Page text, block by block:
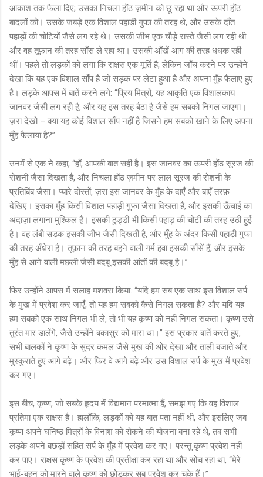
आकाश तक फैला दिए; उसका निचला होंठ ज़मीन को छू रहा था और ऊपरी होंठ
बादलों को। उसके जबड़े एक विशाल पहाड़ी गुफा की तरह थे, और उसके दाँत
पहाड़ों की चोटियों जैसे लग रहे थे। उसकी जीभ एक चौड़े रास्ते जैसी लग रही थी
और वह तूफ़ान की तरह साँस ले रहा था। उसकी आँखें आग की तरह धधक रही
थीं। पहले तो लड़कों को लगा कि राक्षस एक मूर्ति है, लेकिन जाँच करने पर उन्होंने
देखा कि यह एक विशाल साँप है जो सड़क पर लेटा हुआ है और अपना मुँह फैलाए हुए
है। लड़के आपस में बातें करने लगे: “प्रिय मित्रों, यह आकृति एक विशालकाय
जानवर जैसी लग रही है, और यह इस तरह बैठा है जैसे हम सबको निगल जाएगा।
ज़रा देखो – क्या यह कोई विशाल साँप नहीं है जिसने हम सबको खाने के लिए अपना
मुँह फैलाया है?”
उनमें से एक ने कहा, “हाँ, आपकी बात सही है। इस जानवर का ऊपरी होंठ सूरज की
रोशनी जैसा दिखता है, और निचला होंठ ज़मीन पर लाल सूरज की रोशनी के
प्रतिबिंब जैसा। प्यारे दोस्तों, ज़रा इस जानवर के मुँह के दाएँ और बाएँ तरफ़
देखिए। इसका मुँह किसी विशाल पहाड़ी गुफा जैसा दिखता है, और इसकी ऊँचाई का
अंदाज़ा लगाना मुश्किल है। इसकी ठुड्डी भी किसी पहाड़ की चोटी की तरह उठी हुई
है। वह लंबी सड़क इसकी जीभ जैसी दिखती है, और मुँह के अंदर किसी पहाड़ी गुफा
की तरह अँधेरा है। तूफ़ान की तरह बहने वाली गर्म हवा इसकी साँसें हैं, और इसके
मुँह से आने वाली मछली जैसी बदबू इसकी आंतों की बदबू है।”
फिर उन्होंने आपस में सलाह मशवरा किया: “यदि हम सब एक साथ इस विशाल सर्प
के मुख में प्रवेश कर जाएँ, तो यह हम सबको कैसे निगल सकता है? और यदि यह
हम सबको एक साथ निगल भी ले, तो भी यह कृष्ण को नहीं निगल सकता। कृष्ण उसे
तुरंत मार डालेंगे, जैसे उन्होंने बकासुर को मारा था।” इस प्रकार बातें करते हुए,
सभी बालकों ने कृष्ण के सुंदर कमल जैसे मुख की ओर देखा और ताली बजाते और
मुस्कुराते हुए आगे बढ़े। और फिर वे आगे बढ़े और उस विशाल सर्प के मुख में प्रवेश
कर गए।
इस बीच, कृष्ण, जो सबके हृदय में विद्यमान परमात्मा हैं, समझ गए कि वह विशाल
प्रतिमा एक राक्षस है। हालाँकि, लड़कों को यह बात पता नहीं थी, और इसलिए जब
कृष्ण अपने घनिष्ठ मित्रों के विनाश को रोकने की योजना बना रहे थे, तब सभी
लड़के अपने बछड़ों सहित सर्प के मुँह में प्रवेश कर गए। परन्तु कृष्ण प्रवेश नहीं
कर पाए। राक्षस कृष्ण के प्रवेश की प्रतीक्षा कर रहा था और सोच रहा था, “मेरे
भाई-बहन को मारने वाले कृष्ण को छोड़कर सब प्रवेश कर चुके हैं।”